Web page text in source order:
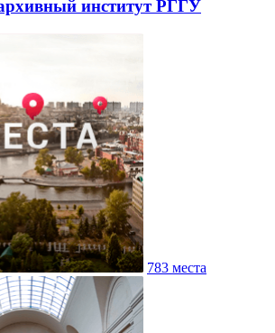
институт РГГУ
783 места